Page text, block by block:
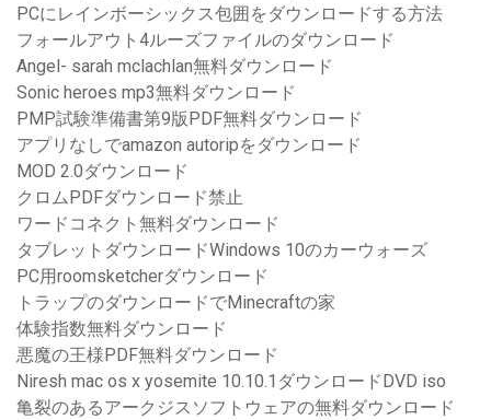
PCにレインボーシックス包囲をダウンロードする方法
フォールアウト4ルーズファイルのダウンロード
Angel- sarah mclachlan無料ダウンロード
Sonic heroes mp3無料ダウンロード
PMP試験準備書第9版PDF無料ダウンロード
アプリなしでamazon autoripをダウンロード
MOD 2.0ダウンロード
クロムPDFダウンロード禁止
ワードコネクト無料ダウンロード
タブレットダウンロードWindows 10のカーウォーズ
PC用roomsketcherダウンロード
トラップのダウンロードでMinecraftの家
体験指数無料ダウンロード
悪魔の王様PDF無料ダウンロード
Niresh mac os x yosemite 10.10.1ダウンロードDVD iso
亀裂のあるアークジスソフトウェアの無料ダウンロード